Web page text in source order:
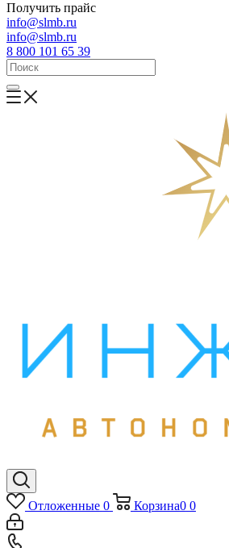
Получить прайс
info@slmb.ru
info@slmb.ru
8 800 101 65 39
Отложенные 0 Корзина0 0